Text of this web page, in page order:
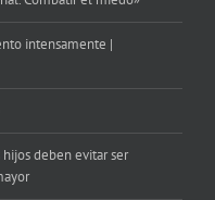
intensamente |
deben evitar ser